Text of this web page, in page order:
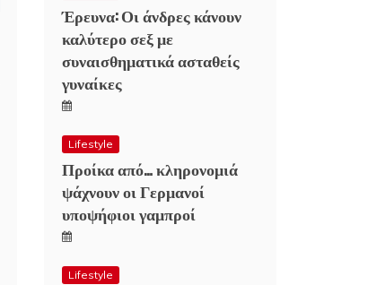
Έρευνα: Οι άνδρες κάνουν
καλύτερο σεξ με
συναισθηματικά ασταθείς
γυναίκες
Lifestyle
Προίκα από… κληρονομιά
ψάχνουν οι Γερμανοί
υποψήφιοι γαμπροί
Lifestyle